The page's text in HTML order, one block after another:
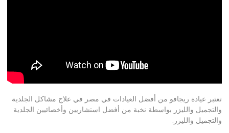
تعتبر عيادة ريجافو من أفضل العيادات في مصر في علاج مشاكل الجلدية
والتجميل والليزر بواسطة نخبة من أفضل استشاريين وأخصائيين الجلدية
والتجميل والليزر.